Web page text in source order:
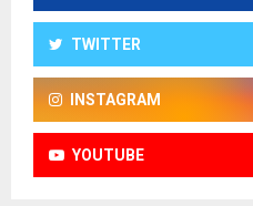
TWITTER
INSTAGRAM
YOUTUBE